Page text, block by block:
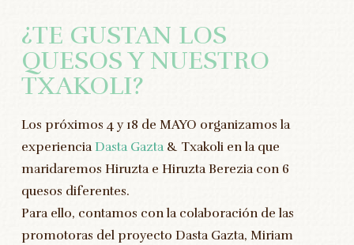
¿TE GUSTAN LOS
QUESOS Y NUESTRO
TXAKOLI?
Los próximos 4 y 18 de MAYO organizamos la
experienciaDasta Gazta& Txakoli en la que
maridaremos Hiruzta e Hiruzta Berezia con 6
quesos diferentes.
Para ello, contamos con la colaboración de las
promotoras del proyecto Dasta Gazta, Miriam